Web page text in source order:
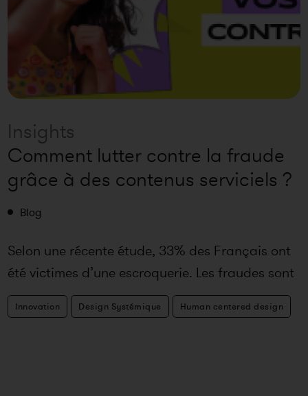
Insights
Comment lutter contre la fraude
grâce à des contenus serviciels ?
Blog
Selon une récente étude, 33% des Français ont
été victimes d’une escroquerie. Les fraudes sont
de plus en plus é
Innovation Design Systémique Human centered design